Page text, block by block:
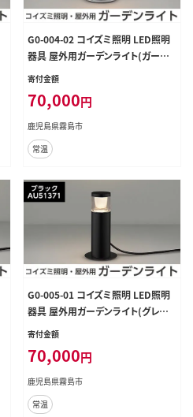
G0-004-02 コイズミ照明 LED照明
器具 屋外用ガーデンライト(ガード
タイプ)シルバーメタリック【国分電
寄付金額
70,000円
鹿児島県霧島市
常温
G0-005-01 コイズミ照明 LED照明
器具 屋外用ガーデンライト(グレアレ
スタイプ)ブラック【国分電機】
寄付金額
70,000円
鹿児島県霧島市
常温